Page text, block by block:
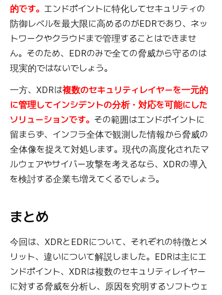
的です。 エンドポイントに特化してセキュリティの
防御レベルを最大限に高めるのがEDRであり、ネッ
トワークやクラウドまで管理することはできませ
ん。そのため、EDRのみで全ての脅威から守るのは
現実的ではないでしょう。
一方、XDRは複数のセキュリティレイヤーを一元的
に管理してインシデントの分析・対応を可能にした
ソリューションです。 その範囲はエンドポイントに
留まらず、インフラ全体で観測した情報から脅威の
全体像を捉えて対処します。現代の高度化されたマ
ルウェアやサイバー攻撃を考えるなら、XDRの導入
を検討する企業も増えてくるでしょう。
まとめ
今回は、XDRとEDRについて、それぞれの特徴とメ
リット、違いについて解説しました。EDRは主にエ
ンドポイント、XDRは複数のセキュリティレイヤー
に対する脅威を分析し、原因を究明するソフトウェ